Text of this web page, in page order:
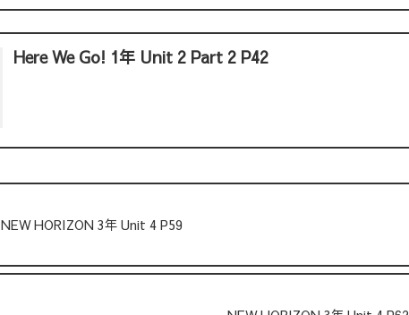
Here We Go! 1年 Unit 2 Part 2 P42
NEW HORIZON 3年 Unit 4 P59